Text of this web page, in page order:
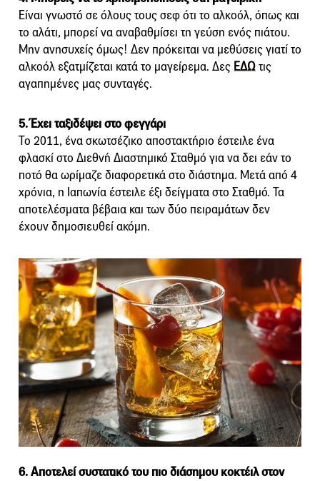
Είναι γνωστό σε όλους τους σεφ ότι το αλκοόλ, όπως και
το αλάτι, μπορεί να αναβαθμίσει τη γεύση ενός πιάτου.
Μην ανησυχείς όμως! Δεν πρόκειται να μεθύσεις γιατί το
αλκοόλ εξατμίζεται κατά το μαγείρεμα. Δες ΕΔΩτις
αγαπημένες μας συνταγές.
5. Έχει ταξιδέψει στο φεγγάρι
Το 2011, ένα σκωτσέζικο αποστακτήριο έστειλε ένα
φλασκί στο Διεθνή Διαστημικό Σταθμό για να δει εάν το
ποτό θα ωρίμαζε διαφορετικά στο διάστημα. Μετά από 4
χρόνια, η Ιαπωνία έστειλε έξι δείγματα στο Σταθμό. Τα
αποτελέσματα βέβαια και των δύο πειραμάτων δεν
έχουν δημοσιευθεί ακόμη.
6. Αποτελεί συστατικό του πιο διάσημου κοκτέιλ στον